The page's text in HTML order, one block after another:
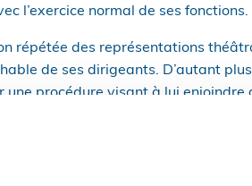
l’exercice normal de ses fonctions.
répétée des représentations
de ses dirigeants. D’autant
procédure visant à lui enjoindre